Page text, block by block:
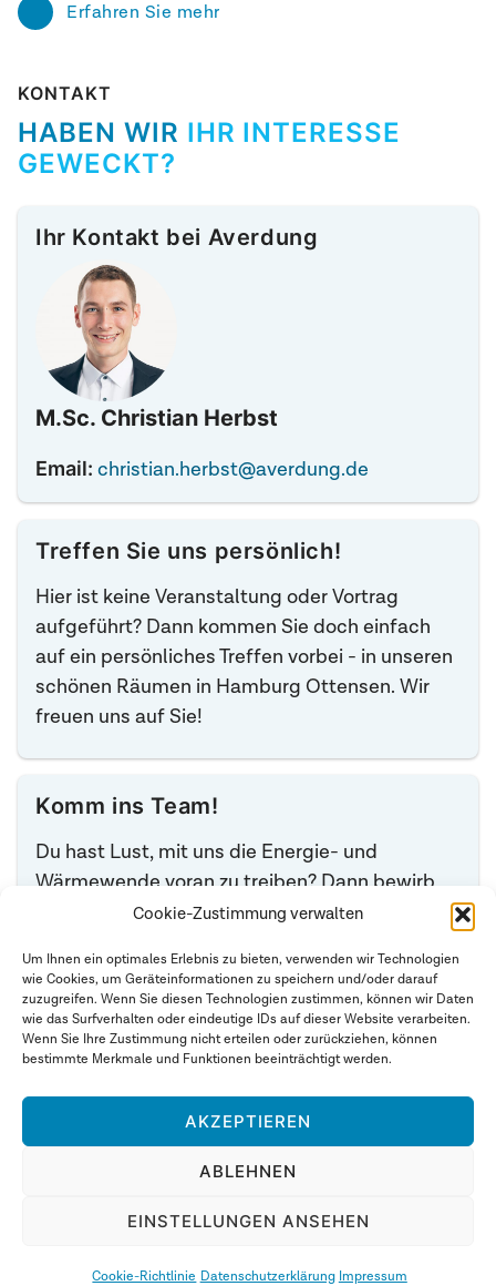
Cookie-Zustimmung verwalten
Um Ihnen ein optimales Erlebnis zu bieten, verwenden wir Technologien
wie Cookies, um Geräteinformationen zu speichern und/oder darauf
zuzugreifen. Wenn Sie diesen Technologien zustimmen, können wir Daten
wie das Surfverhalten oder eindeutige IDs auf dieser Website verarbeiten.
Wenn Sie Ihre Zustimmung nicht erteilen oder zurückziehen, können
bestimmte Merkmale und Funktionen beeinträchtigt werden.
AKZEPTIEREN
ABLEHNEN
EINSTELLUNGEN ANSEHEN
Cookie-Richtlinie Datenschutzerklärung Impressum
Erfahren Sie mehr
KONTAKT
HABEN WIR IHR INTERESSE
GEWECKT?
Ihr Kontakt bei Averdung
M.Sc. Christian Herbst
Email: christian.herbst@averdung.de
Treffen Sie uns persönlich!
Hier ist keine Veranstaltung oder Vortrag
aufgeführt? Dann kommen Sie doch einfach
auf ein persönliches Treffen vorbei - in unseren
schönen Räumen in Hamburg Ottensen. Wir
freuen uns auf Sie!
Komm ins Team!
Du hast Lust, mit uns die Energie- und
Wärmewende voran zu treiben? Dann bewirb
Dich bei uns. Es erwarten Dich ein motiviertes
Bitte schicke Deine Bewerbung an:
Email:bewerbungen@averdung.de
FOLGEN SIE UNS
Impressum
Datenschutzerklärung